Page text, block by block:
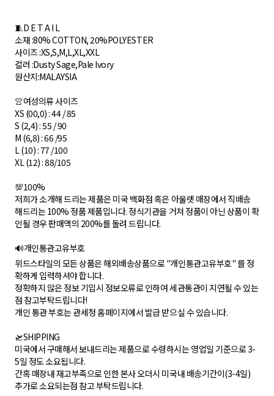
🧵D E T A I L
소재 :80% COTTON, 20%POLYESTER
사이즈 :XS,S,M,L,XL,XXL
컬러 :Dusty Sage,Pale Ivory
원산지:MALAYSIA
👚여성의류 사이즈
XS (00,0) : 44 / 85
S (2,4) : 55 / 90
M (6,8) : 66 /95
L (10) : 77 /100
XL (12) : 88/105
💯100%
저희가 소개해 드리는 제품은 미국 백화점 혹은 아울렛 매장에서 직배송
해드리는 100% 정품 제품입니다. 정식기관을 거쳐 정품이 아닌 상품이 확
인될 경우 판매액의 200%를 돌려 드립니다.
🔊개인통관고유부호
위드스타일의 모든 상품은 해외배송상품으로 "개인통관고유부호" 를 정
확하게 입력하셔야 합니다.
정확하지 않은 정보 기입시 정보오류로 인하여 세관통관이 지연될 수 있는
점 참고부탁드립니다!
개인 통관 부호는 관세청 홈페이지에서 발급 받으실 수 있습니다.
🛫SHIPPING
미국에서 구매해서 보내드리는 제품으로 수령하시는 영업일 기준으로 3-
5일 정도 소요됩니다.
간혹 매장내 재고부족으로 인한 본사 오더시 미국내 배송기간이(3-4일)
추가로 소요되는점 참고 부탁드립니다.